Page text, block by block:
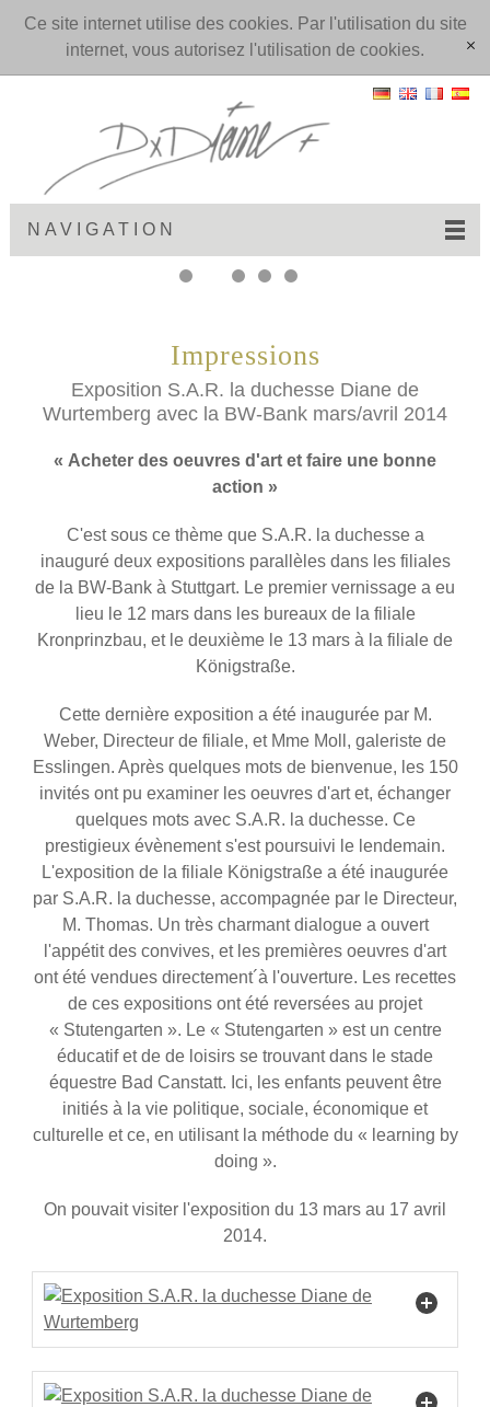
Ce site internet utilise des cookies. Par l'utilisation du site
internet, vous autorisez l'utilisation de cookies.
[x]
NAVIGATION
Impressions
Exposition S.A.R. la duchesse Diane de
Wurtemberg avec la BW-Bank mars/avril 2014
« Acheter des oeuvres d'art et faire une bonne
action »
C'est sous ce thème que S.A.R. la duchesse a
inauguré deux expositions parallèles dans les filiales
de la BW-Bank à Stuttgart. Le premier vernissage a eu
lieu le 12 mars dans les bureaux de la filiale
Kronprinzbau, et le deuxième le 13 mars à la filiale de
Königstraße.
Cette dernière exposition a été inaugurée par M.
Weber, Directeur de filiale, et Mme Moll, galeriste de
Esslingen. Après quelques mots de bienvenue, les 150
invités ont pu examiner les oeuvres d'art et, échanger
quelques mots avec S.A.R. la duchesse. Ce
prestigieux évènement s'est poursuivi le lendemain.
L'exposition de la filiale Königstraße a été inaugurée
par S.A.R. la duchesse, accompagnée par le Directeur,
M. Thomas. Un très charmant dialogue a ouvert
l'appétit des convives, et les premières oeuvres d'art
ont été vendues directement´à l'ouverture. Les recettes
de ces expositions ont été reversées au projet
« Stutengarten ». Le « Stutengarten » est un centre
éducatif et de de loisirs se trouvant dans le stade
équestre Bad Canstatt. Ici, les enfants peuvent être
initiés à la vie politique, sociale, économique et
culturelle et ce, en utilisant la méthode du « learning by
doing ».
On pouvait visiter l'exposition du 13 mars au 17 avril
2014.